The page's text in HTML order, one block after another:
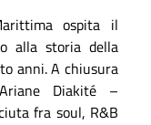
ospita il
alla storia della
anni. A chiusura
Diakité –
fra soul, R&B